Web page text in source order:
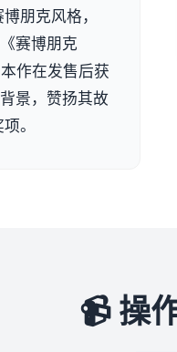
朋克风格，
赛博朋克
作在发售后获
景，赞扬其故
。
📹 操